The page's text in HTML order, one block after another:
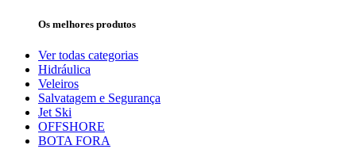
Os melhores produtos
Ver todas categorias
Hidráulica
Veleiros
Salvatagem e Segurança
Jet Ski
OFFSHORE
BOTA FORA